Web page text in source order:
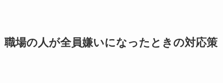
職場の人が全員嫌いになったときの対応策